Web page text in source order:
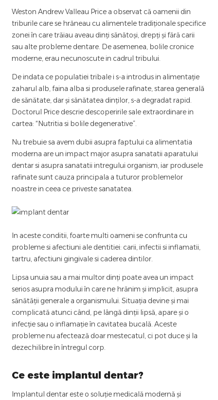
Weston Andrew Valleau Price a observat că oamenii din
triburile care se hrăneau cu alimentele tradiționale specifice
zonei în care trăiau aveau dinți sănătoși, drepți și fără carii
sau alte probleme dentare. De asemenea, bolile cronice
moderne, erau necunoscute in cadrul tribului.
De indata ce populatiei tribale i s-a introdus in alimentație
zaharul alb, faina alba si produsele rafinate, starea generală
de sănătate, dar și sănătatea dinților, s-a degradat rapid.
Doctorul Price descrie descoperirile sale extraordinare in
cartea: “Nutritia si bolile degenerative”.
Nu trebuie sa avem dubii asupra faptului ca alimentatia
moderna are un impact major asupra sanatatii aparatului
dentar si asupra sanatatii intregului organism, iar produsele
rafinate sunt cauza principala a tuturor problemelor
noastre in ceea ce priveste sanatatea.
In aceste conditii, foarte multi oameni se confrunta cu
probleme si afectiuni ale dentitiei: carii, infectii si inflamatii,
tartru, afectiuni gingivale si caderea dintilor.
Lipsa unuia sau a mai multor dinți poate avea un impact
serios asupra modului în care ne hrănim și implicit, asupra
sănătății generale a organismului. Situația devine și mai
complicată atunci când, pe lângă dinții lipsă, apare și o
infecție sau o inflamație în cavitatea bucală. Aceste
probleme nu afectează doar mestecatul, ci pot duce și la
dezechilibre în întregul corp.
Ce este implantul dentar?
Implantul dentar este o soluție medicală modernă și